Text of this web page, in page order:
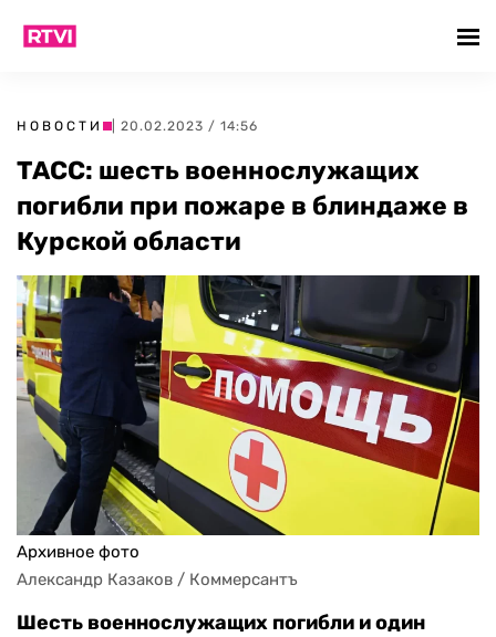
НОВОСТИ | 20.02.2023 / 14:56
ТАСС: шесть военнослужащих
погибли при пожаре в блиндаже в
Курской области
Архивное фото
Александр Казаков / Коммерсантъ
Шесть военнослужащих погибли и один